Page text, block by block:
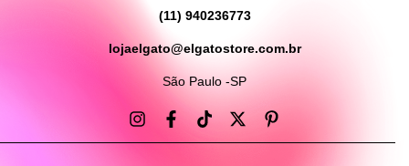
(11) 940236773
lojaelgato@elgatostore.com.br
São Paulo -SP